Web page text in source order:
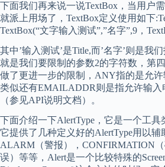
下面我们再来说一说TextBox，当用户
就派上用场了，TextBox定义使用如下
TextBox(“文字输入测试”,”名字”,9，
其中’输入测试’是Title,而’名字’则是我
就是我们要限制的参数2的字符数，第
做了更进一步的限制，ANY指的是允许
类似还有EMAILADDR则是指允许输入
（参见API说明文档）。
下面介绍一下AlertType，它是一个工
它提供了几种定义好的AlertType用以辅
ALARM（警报），CONFIRMATION
误）等等，Alert是一个比较特殊的